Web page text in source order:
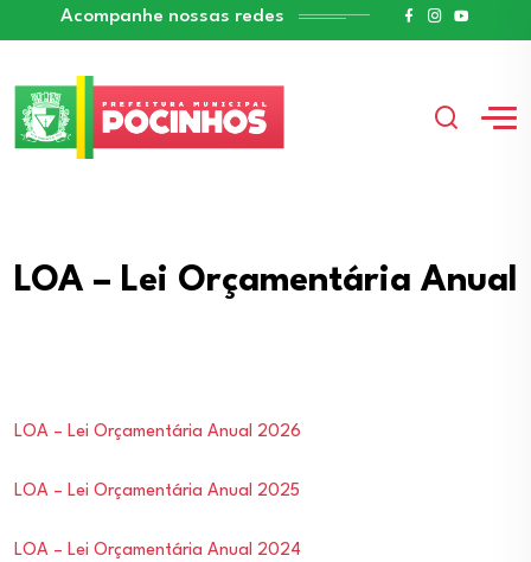
Acompanhe nossas redes
LOA – Lei Orçamentária Anual
LOA – Lei Orçamentária Anual 2026
LOA – Lei Orçamentária Anual 2025
LOA – Lei Orçamentária Anual 2024